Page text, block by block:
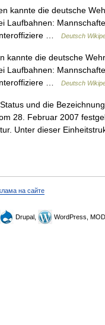
kannte die deutsche
Laufbahnen:
…
Deutsch
kannte die deutsche
Laufbahnen:
…
Deutsch
und die
28. Februar 2007
Unter dieser
на сайте
Drupal, WordPress,